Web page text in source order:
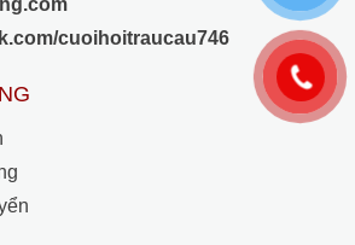
cuoihoitraucau746